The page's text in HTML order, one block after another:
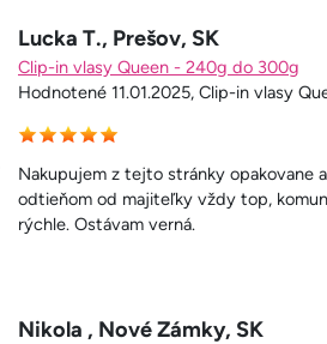
Lucka T., Prešov, SK
Clip-in vlasy Queen - 240g do 300g
Hodnotené 11.01.2025, Clip-in vlasy
Nakupujem z tejto stránky opakovane
odtieňom od majiteľky vždy top,
rýchle. Ostávam verná.
Nikola , Nové Zámky, SK